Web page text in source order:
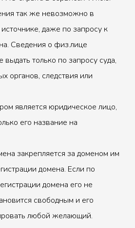
так же невозможно в
даже по запросу к
Сведения о физ.лице
выдать только по запросу суда,
органов, следствия или
является юридическое лицо,
его название на
закрепляется за доменом им
домена. Если по
домена его не
свободным и его
любой желающий.